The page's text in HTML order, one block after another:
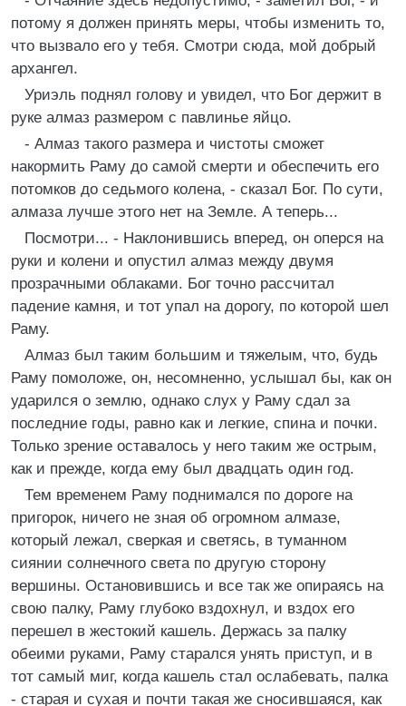
потому я должен принять меры, чтобы изменить то,
что вызвало его у тебя. Смотри сюда, мой добрый
архангел.
Уриэль поднял голову и увидел, что Бог держит в
руке алмаз размером с павлинье яйцо.
- Алмаз такого размера и чистоты сможет
накормить Раму до самой смерти и обеспечить его
потомков до седьмого колена, - сказал Бог. По сути,
алмаза лучше этого нет на Земле. А теперь...
Посмотри... - Наклонившись вперед, он оперся на
руки и колени и опустил алмаз между двумя
прозрачными облаками. Бог точно рассчитал
падение камня, и тот упал на дорогу, по которой шел
Раму.
Алмаз был таким большим и тяжелым, что, будь
Раму помоложе, он, несомненно, услышал бы, как он
ударился о землю, однако слух у Раму сдал за
последние годы, равно как и легкие, спина и почки.
Только зрение оставалось у него таким же острым,
как и прежде, когда ему был двадцать один год.
Тем временем Раму поднимался по дороге на
пригорок, ничего не зная об огромном алмазе,
который лежал, сверкая и светясь, в туманном
сиянии солнечного света по другую сторону
вершины. Остановившись и все так же опираясь на
свою палку, Раму глубоко вздохнул, и вздох его
перешел в жестокий кашель. Держась за палку
обеими руками, Раму старался унять приступ, и в
тот самый миг, когда кашель стал ослабевать, палка
- старая и сухая и почти такая же сносившаяся, как